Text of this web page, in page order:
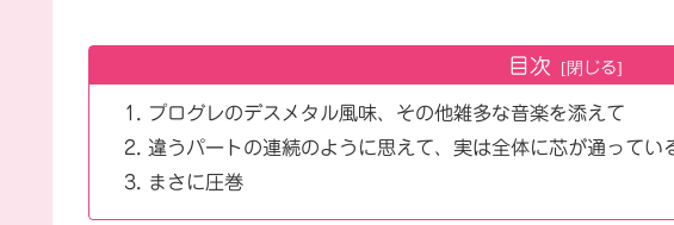
目次
プログレのデスメタル風味、その他雑多な音楽を添えて
違うパートの連続のように思えて、実は全体に芯が通ってい
まさに圧巻